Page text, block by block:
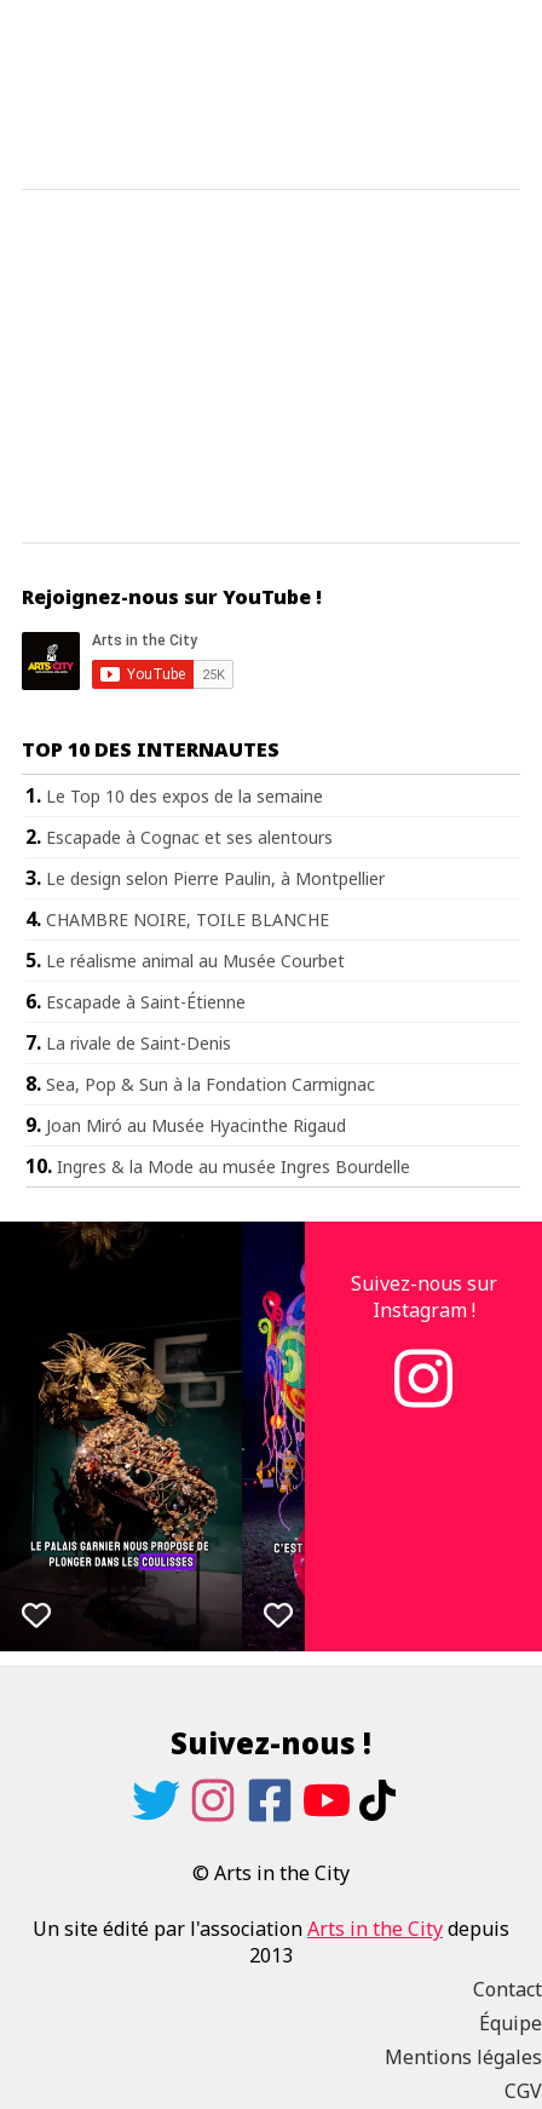
Rejoignez-nous sur YouTube !
TOP 10 DES INTERNAUTES
Le Top 10 des expos de la semaine
Escapade à Cognac et ses alentours
Le design selon Pierre Paulin, à Montpellier
CHAMBRE NOIRE, TOILE BLANCHE
Le réalisme animal au Musée Courbet
Escapade à Saint-Étienne
La rivale de Saint-Denis
Sea, Pop & Sun à la Fondation Carmignac
Joan Miró au Musée Hyacinthe Rigaud
Ingres & la Mode au musée Ingres Bourdelle
Suivez-nous sur
Instagram !
Suivez-nous !
© Arts in the City
Un site édité par l'associationArts in the Citydepuis
2013
Contact
Équipe
Mentions légales
CGV